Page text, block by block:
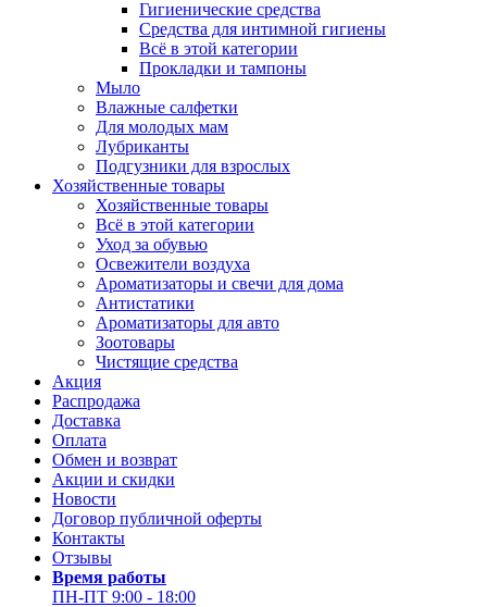
Гигиенические средства
Средства для интимной гигиены
Всё в этой категории
Прокладки и тампоны
Мыло
Влажные салфетки
Для молодых мам
Лубриканты
Подгузники для взрослых
Хозяйственные товары
Хозяйственные товары
Всё в этой категории
Уход за обувью
Освежители воздуха
Ароматизаторы и свечи для дома
Антистатики
Ароматизаторы для авто
Зоотовары
Чистящие средства
Акция
Распродажа
Доставка
Оплата
Обмен и возврат
Акции и скидки
Новости
Договор публичной оферты
Контакты
Отзывы
Время работы
ПН-ПТ 9:00 - 18:00